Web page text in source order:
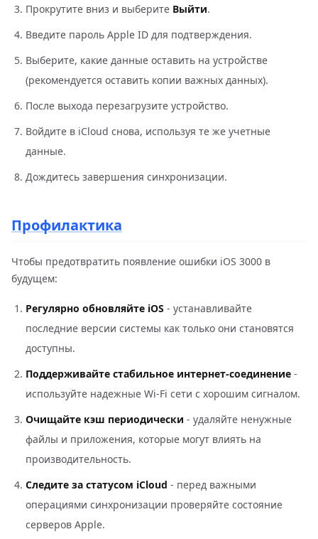
Прокрутите вниз и выберите Выйти.
Введите пароль Apple ID для подтверждения.
Выберите, какие данные оставить на устройстве
(рекомендуется оставить копии важных данных).
После выхода перезагрузите устройство.
Войдите в iCloud снова, используя те же учетные
данные.
Дождитесь завершения синхронизации.
Профилактика
Чтобы предотвратить появление ошибки iOS 3000 в
будущем:
Регулярно обновляйте iOS - устанавливайте
последние версии системы как только они становятся
доступны.
Поддерживайте стабильное интернет-соединение -
используйте надежные Wi-Fi сети с хорошим сигналом.
Очищайте кэш периодически - удаляйте ненужные
файлы и приложения, которые могут влиять на
производительность.
Следите за статусом iCloud - перед важными
операциями синхронизации проверяйте состояние
серверов Apple.